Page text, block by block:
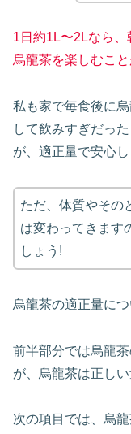
1日約1L〜2Lなら
烏龍茶を楽しむこと
私も家で毎食後に
して飲みすぎだっ
が、適正量で安心
ただ、体質やその
は変わってきます
しょう!
烏龍茶の適正量に
前半部分では烏龍
が、烏龍茶は正し
次の項目では、烏